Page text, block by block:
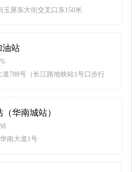
玉屏东大街交叉口东150米
油站
788号（长江路地铁站1号口步行
华南城站）
南大道1号